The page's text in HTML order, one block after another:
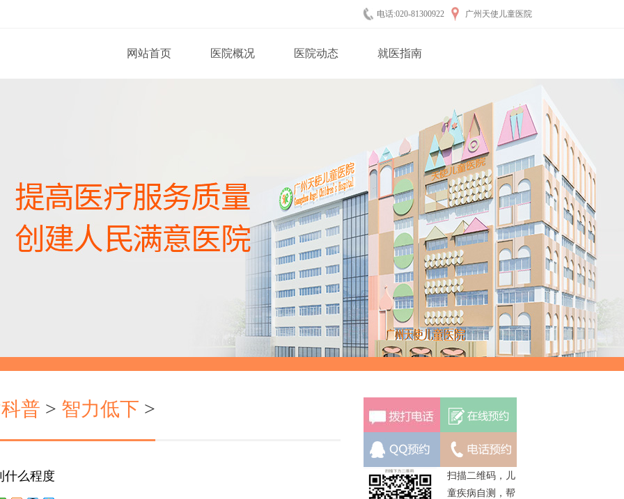
广州天使儿童医院
电话:020-81300922
网站首页 医院概况 医院动态 就医指南
普 > 智力低下 >
什么程度
扫描二维码，儿
童疾病自测，帮